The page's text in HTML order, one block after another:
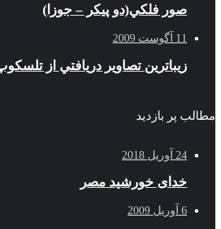
صور فلكي(دو پیکر – جوزا)
11 آگوست 2009
زيباترين تصاوير دريافتي از
مطالب پر بازدید
24 آوریل 2018
خدای خورشید مصر
6 آوریل 2009